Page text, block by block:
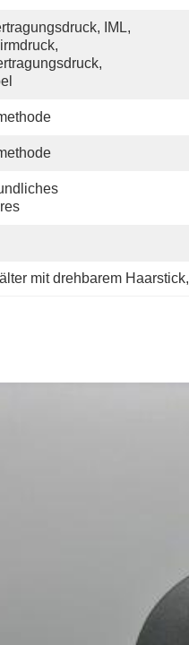
IML,
mit drehbarem Haarstick,